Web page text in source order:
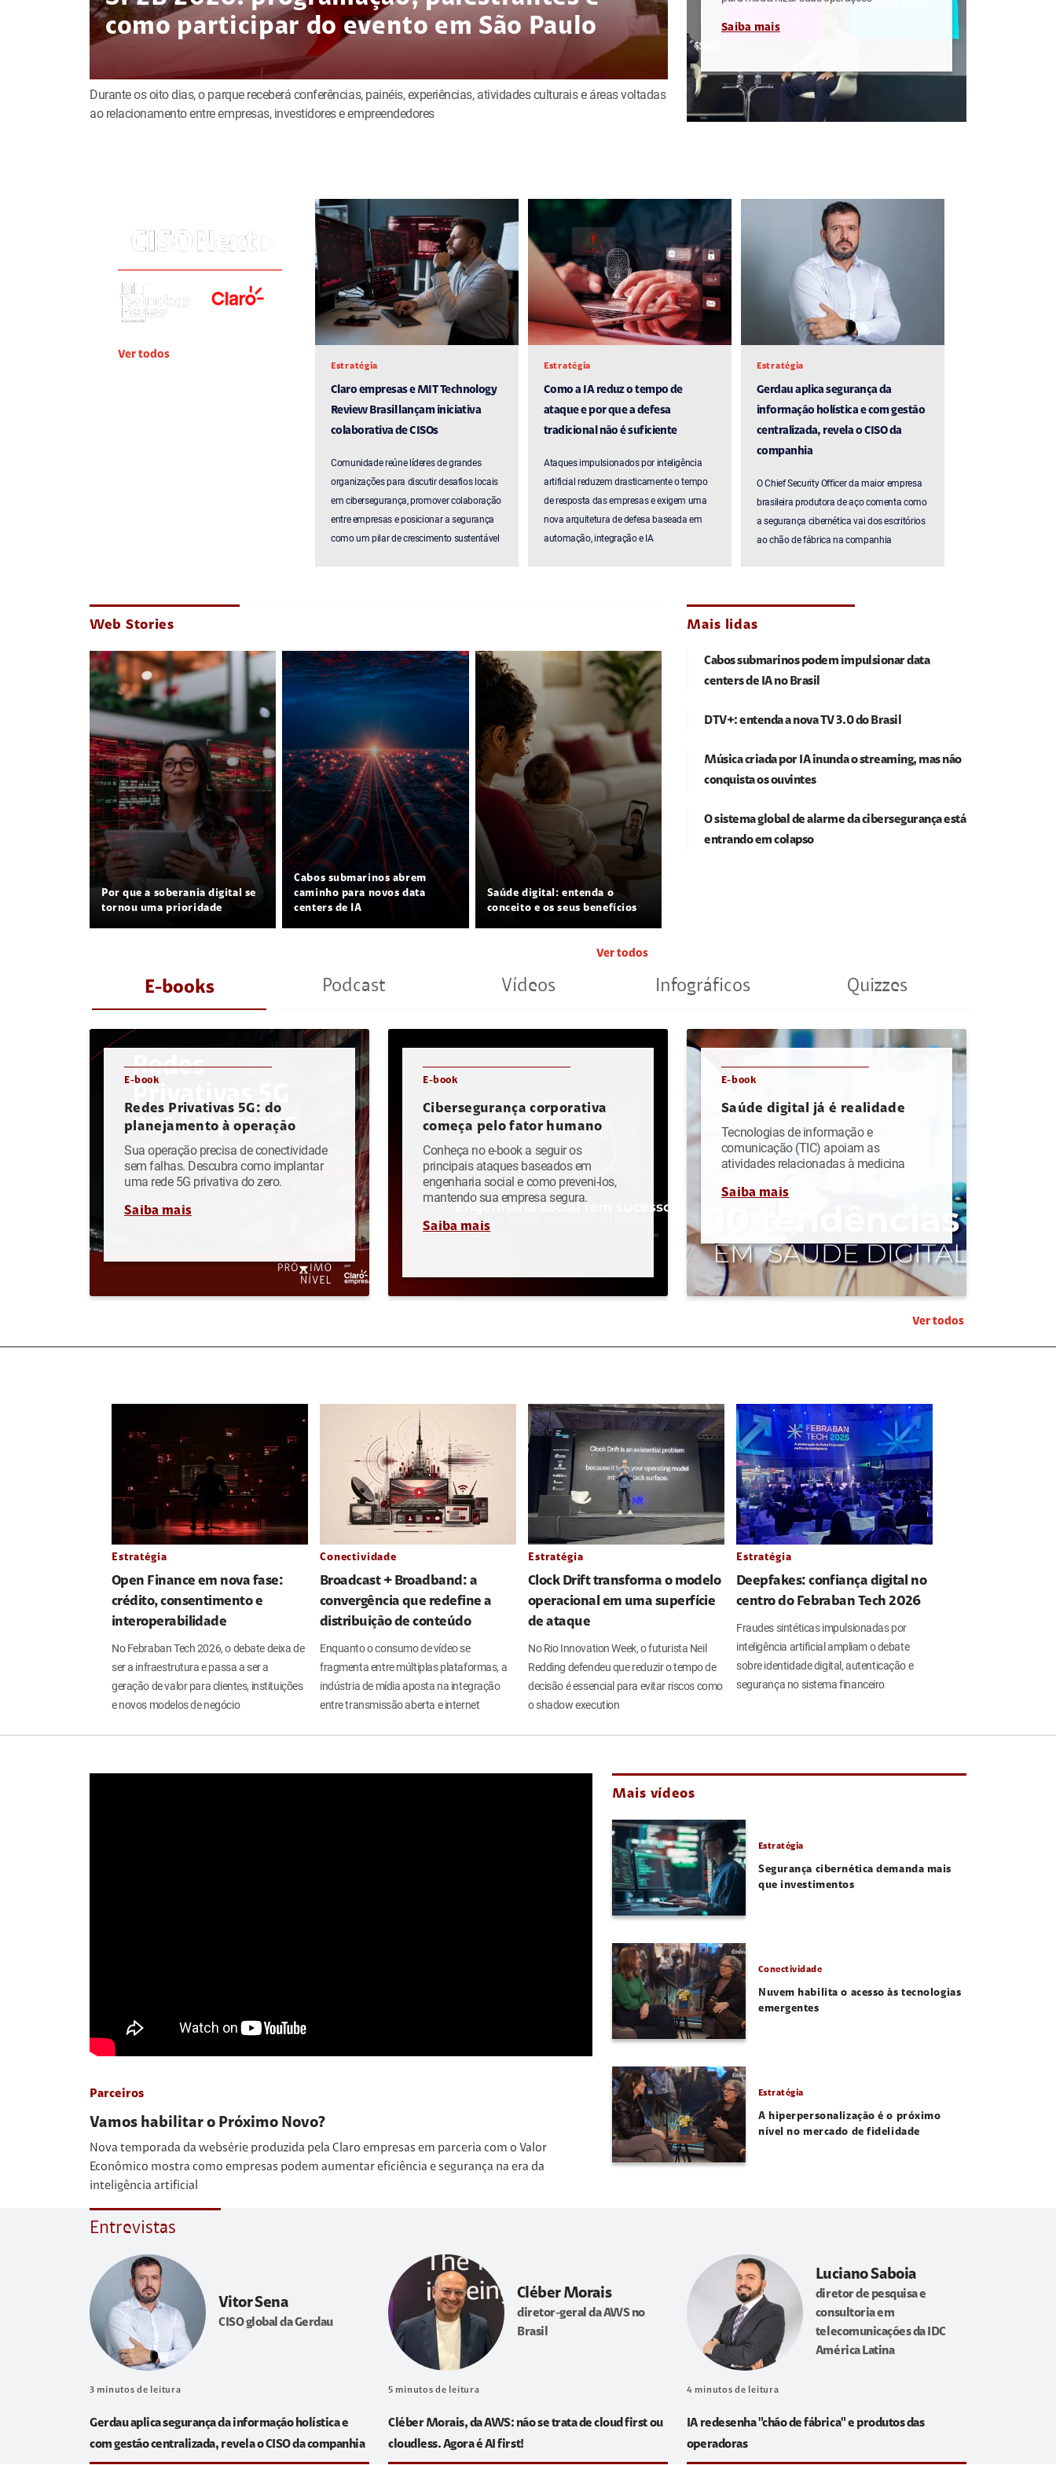
como participar do evento em São Paulo
Durante os oito dias, o parque receberá conferências, painéis, experiências, atividades culturais e áreas voltadas
ao relacionamento entre empresas, investidores e empreendedores
Saiba mais
Ver todos
Estratégia
Claro empresas e MIT Technology
Review Brasil lançam iniciativa
colaborativa de CISOs
Comunidade reúne líderes de grandes
organizações para discutir desafios locais
em cibersegurança, promover colaboração
entre empresas e posicionar a segurança
como um pilar de crescimento sustentável
Estratégia
Como a IA reduz o tempo de
ataque e por que a defesa
tradicional não é suficiente
Ataques impulsionados por inteligência
artificial reduzem drasticamente o tempo
de resposta das empresas e exigem uma
nova arquitetura de defesa baseada em
automação, integração e IA
Estratégia
Gerdau aplica segurança da
informação holística e com gestão
centralizada, revela o CISO da
companhia
O Chief Security Officer da maior empresa
brasileira produtora de aço comenta como
a segurança cibernética vai dos escritórios
ao chão de fábrica na companhia
Web Stories
Por que a soberania digital se
tornou uma prioridade
Cabos submarinos abrem
caminho para novos data
centers de IA
Saúde digital: entenda o
conceito e os seus benefícios
Ver todos
Mais lidas
Cabos submarinos podem impulsionar data
centers de IA no Brasil
DTV+: entenda a nova TV 3.0 do Brasil
Música criada por IA inunda o streaming, mas não
conquista os ouvintes
O sistema global de alarme da cibersegurança está
entrando em colapso
E-books Podcast Vídeos Infográficos Quizzes
E-book
Redes Privativas 5G: do
planejamento à operação
Sua operação precisa de conectividade
sem falhas. Descubra como implantar
uma rede 5G privativa do zero.
Saiba mais
E-book
Cibersegurança corporativa
começa pelo fator humano
Conheça no e-book a seguir os
principais ataques baseados em
engenharia social e como preveni-los,
mantendo sua empresa segura.
Saiba mais
E-book
Saúde digital já é realidade
Tecnologias de informação e
comunicação (TIC) apoiam as
atividades relacionadas à medicina
Saiba mais
Ver todos
Estratégia
Open Finance em nova fase:
crédito, consentimento e
interoperabilidade
No Febraban Tech 2026, o debate deixa de
ser a infraestrutura e passa a ser a
geração de valor para clientes, instituições
e novos modelos de negócio
Conectividade
Broadcast + Broadband: a
convergência que redefine a
distribuição de conteúdo
Enquanto o consumo de vídeo se
fragmenta entre múltiplas plataformas, a
indústria de mídia aposta na integração
entre transmissão aberta e internet
Estratégia
Clock Drift transforma o modelo
operacional em uma superfície
de ataque
No Rio Innovation Week, o futurista Neil
Redding defendeu que reduzir o tempo de
decisão é essencial para evitar riscos como
o shadow execution
Estratégia
Deepfakes: confiança digital no
centro do Febraban Tech 2026
Fraudes sintéticas impulsionadas por
inteligência artificial ampliam o debate
sobre identidade digital, autenticação e
segurança no sistema financeiro
Parceiros
Vamos habilitar o Próximo Novo?
Nova temporada da websérie produzida pela Claro empresas em parceria com o Valor
Econômico mostra como empresas podem aumentar eficiência e segurança na era da
inteligência artificial
Mais vídeos
Estratégia
Segurança cibernética demanda mais
que investimentos
Conectividade
Nuvem habilita o acesso às tecnologias
emergentes
Estratégia
A hiperpersonalização é o próximo
nível no mercado de fidelidade
Entrevistas
Vitor Sena
CISO global da Gerdau
3 minutos de leitura
Gerdau aplica segurança da informação holística e
com gestão centralizada, revela o CISO da companhia
Cléber Morais
diretor-geral da AWS no
Brasil
5 minutos de leitura
Cléber Morais, da AWS: não se trata de cloud first ou
cloudless. Agora é AI first!
Luciano Saboia
diretor de pesquisa e
consultoria em
telecomunicações da IDC
América Latina
4 minutos de leitura
IA redesenha "chão de fábrica" e produtos das
operadoras